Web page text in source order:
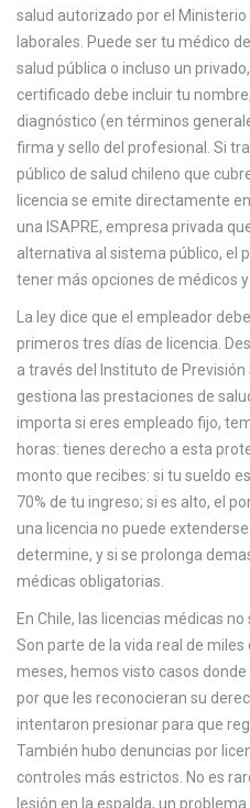
salud autorizado por el
laborales . Puede ser tu médico
salud pública o incluso un
certificado debe incluir tu
diagnóstico (en términos
firma y sello del profesional. Si
público de salud chileno que
licencia se emite directamente
una ISAPRE, empresa privada
alternativa al sistema público, el
tener más opciones de médicos
La ley dice que el empleador
primeros tres días de licencia.
a través del
Instituto de Previsión
gestiona las prestaciones de
importa si eres empleado fijo,
horas: tienes derecho a esta
monto que recibes: si tu sueldo
70% de tu ingreso; si es alto, el
una licencia no puede
determine, y si se prolonga
médicas obligatorias.
En Chile, las licencias médicas
Son parte de la vida real de
meses, hemos visto casos
por que les reconocieran su
intentaron presionar para que
También hubo denuncias por
controles más estrictos. No es
lesión en la espalda, un